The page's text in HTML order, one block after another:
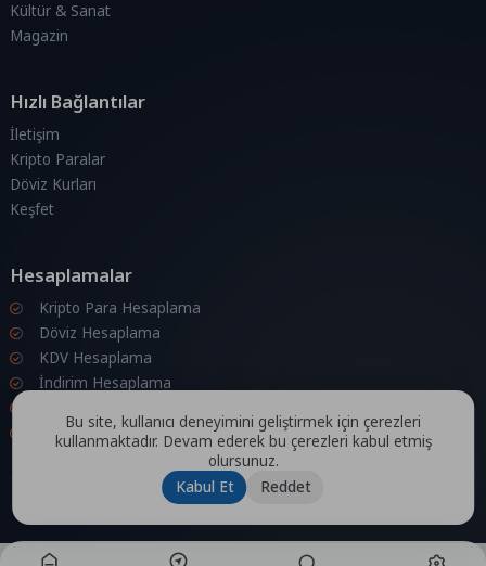
Kültür & Sanat
Magazin
Hızlı Bağlantılar
İletişim
Kripto Paralar
Döviz Kurları
Keşfet
Hesaplamalar
Kripto Para Hesaplama
Döviz Hesaplama
KDV Hesaplama
İndirim Hesaplama
Bileşik Hesaplama
Bu site, kullanıcı deneyimini geliştirmek için çerezleri
kullanmaktadır. Devam ederek bu çerezleri kabul etmiş
olursunuz.
Kabul Et
Reddet